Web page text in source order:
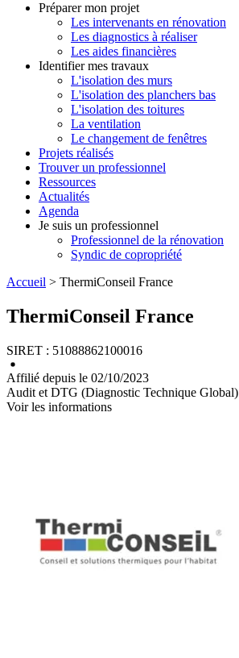
Préparer mon projet
Les intervenants en rénovation
Les diagnostics à réaliser
Les aides financières
Identifier mes travaux
L'isolation des murs
L'isolation des planchers bas
L'isolation des toitures
La ventilation
Le changement de fenêtres
Projets réalisés
Trouver un professionnel
Ressources
Actualités
Agenda
Je suis un professionnel
Professionnel de la rénovation
Syndic de copropriété
Accueil > ThermiConseil France
ThermiConseil France
SIRET : 51088862100016
Affilié depuis le 02/10/2023
Audit et DTG (Diagnostic Technique Global)
Voir les informations